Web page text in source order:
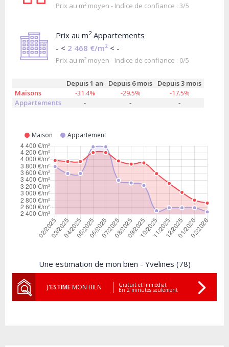
Prix au m² moyen - Indice de confiance : 3/5
Prix au m2Appartements
- < 2 468 €/m² < -
Prix au m² moyen - Indice de confiance : 0/5
Depuis 1 an Depuis 6 mois
Depuis 3 mois
Maisons
-31.4% -29.5%
-17.5%
Appartements
- - -
Maison Appartement
Une estimation de mon bien - Yvelines (78)
J'ESTIMEMON BIEN Gratuit et Immédiat
En 2 minutes seulement